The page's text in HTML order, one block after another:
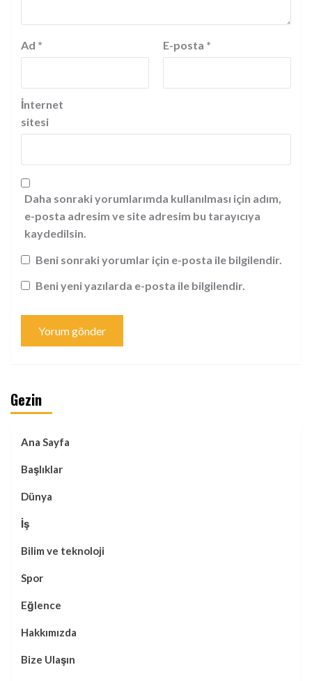
Ad * E-posta *
İnternet
sitesi
Daha sonraki yorumlarımda kullanılması için adım,
e-posta adresim ve site adresim bu tarayıcıya
kaydedilsin.
Beni sonraki yorumlar için e-posta ile bilgilendir.
Beni yeni yazılarda e-posta ile bilgilendir.
Gezin
Ana Sayfa
Başlıklar
Dünya
İş
Bilim ve teknoloji
Spor
Eğlence
Hakkımızda
Bize Ulaşın